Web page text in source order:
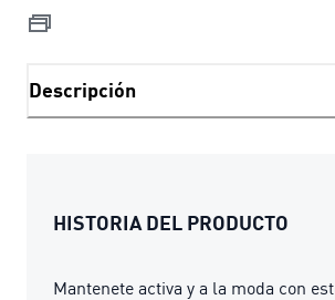
Descripción
HISTORIA DEL PRODUCTO
Mantenete activa y a la moda con